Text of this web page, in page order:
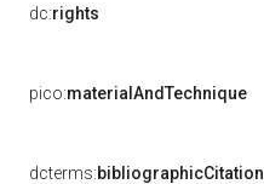
dc:rights
pico:materialAndTechnique
dcterms:bibliographicCitation